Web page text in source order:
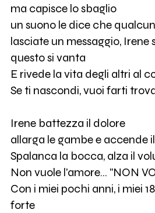
ma capisce lo sbaglio
un suono le dice che
lasciate un messaggio, Irene
questo si vanta
E rivede la vita degli altri al
Se ti nascondi, vuoi farti
Irene battezza il dolore
allarga le gambe e accende
Spalanca la bocca, alza il
Non vuole l'amore... "NON
Con i miei pochi anni, i miei
forte